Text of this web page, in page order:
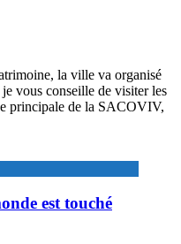
la ville va organisé
vous conseille de visiter les
principale de la SACOVIV,
est touché